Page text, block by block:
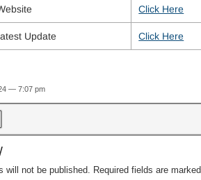
Click Here
Update Click Here
— 7:07 pm
will not be published. Required fields are marked